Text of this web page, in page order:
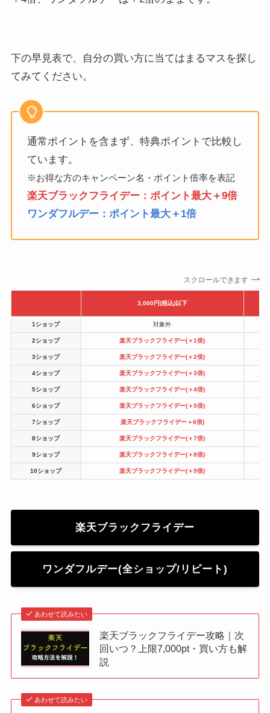
下の早見表で、自分の買い方に当てはまるマスを探し
てみてください。
通常ポイントを含まず、特典ポイントで比較し
ています。
※お得な方のキャンペーン名・ポイント倍率を表記
楽天ブラックフライデー：ポイント最大＋9倍
ワンダフルデー：ポイント最大＋1倍
スクロールできます
3,000円(税込)以下
1ショップ 対象外
2ショップ 楽天ブラックフライデー(＋1倍)
3ショップ 楽天ブラックフライデー(＋2倍)
4ショップ 楽天ブラックフライデー(＋3倍)
5ショップ 楽天ブラックフライデー(＋4倍)
6ショップ 楽天ブラックフライデー(＋5倍)
7ショップ 楽天ブラックフライデー＋6倍)
8ショップ 楽天ブラックフライデー(＋7倍)
9ショップ 楽天ブラックフライデー(＋8倍)
10ショップ 楽天ブラックフライデー(＋9倍)
楽天ブラックフライデー
ワンダフルデー(全ショップ/リピート)
あわせて読みたい
楽天ブラックフライデー攻略｜次
回いつ？上限7,000pt・買い方も解
説
あわせて読みたい